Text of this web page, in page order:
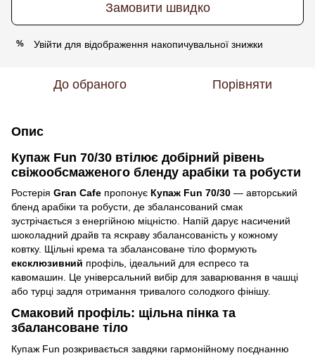
Замовити швидко
% Увійти для відображення накопичувальної знижки
До обраного Порівняти
Опис
Купаж Fun 70/30 втілює добірний рівень
свіжообсмаженого бленду арабіки та робусти
Ростерія Gran Cafe пропонує Купаж Fun 70/30 — авторський
бленд арабіки та робусти, де збалансований смак
зустрічається з енергійною міцністю. Напій дарує насичений
шоколадний драйв та яскраву збалансованість у кожному
ковтку. Щільні крема та збалансоване тіло формують
ексклюзивний профіль, ідеальний для еспресо та
кавомашин. Це універсальний вибір для заварювання в чашці
або турці задля отримання тривалого солодкого фінішу.
Смаковий профіль: щільна пінка та
збалансоване тіло
Купаж Fun розкривається завдяки гармонійному поєднанню